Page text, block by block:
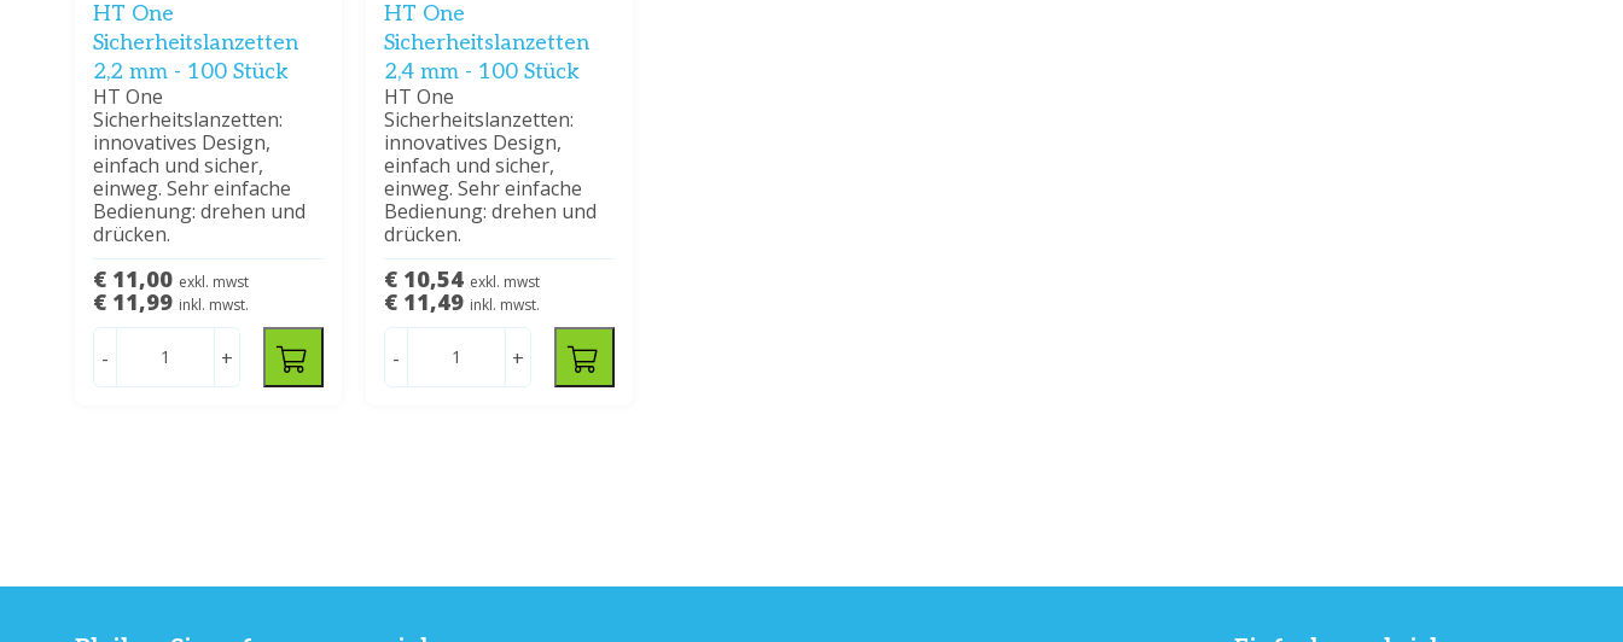
HT One
Sicherheitslanzetten
2,2 mm - 100 Stück
HT One
Sicherheitslanzetten:
innovatives Design,
einfach und sicher,
einweg. Sehr einfache
Bedienung: drehen und
drücken.
€ 11,00 exkl. mwst
€ 11,99 inkl. mwst.
- +
HT One
Sicherheitslanzetten
2,4 mm - 100 Stück
HT One
Sicherheitslanzetten:
innovatives Design,
einfach und sicher,
einweg. Sehr einfache
Bedienung: drehen und
drücken.
€ 10,54 exkl. mwst
€ 11,49 inkl. mwst.
- +